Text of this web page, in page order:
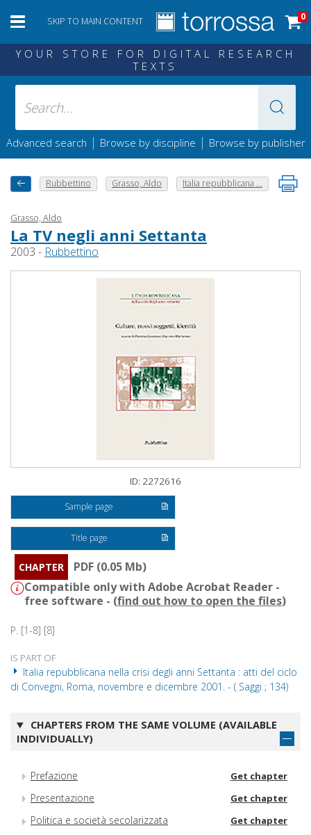
SKIP TO MAIN CONTENT 0
YOUR STORE FOR DIGITAL RESEARCH
TEXTS
Advanced search | Browse by discipline | Browse by publisher
Rubbettino Grasso, Aldo Italia repubblicana ...
Grasso, Aldo
La TV negli anni Settanta
2003 - Rubbettino
ID: 2272616
Sample page
Title page
CHAPTER
PDF (0.05 Mb)
Compatible only with Adobe Acrobat Reader -
free software - (find out how to open the files)
P. [1-8] [8]
IS PART OF
Italia repubblicana nella crisi degli anni Settanta : atti del ciclo
di Convegni, Roma, novembre e dicembre 2001. - ( Saggi ; 134)
CHAPTERS FROM THE SAME VOLUME (AVAILABLE
INDIVIDUALLY)
Prefazione Get chapter
Presentazione Get chapter
Politica e società secolarizzata Get chapter